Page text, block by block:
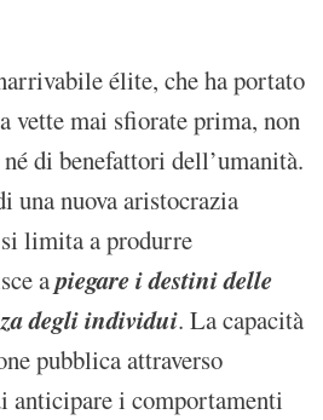
élite, che ha portato
vette mai sfiorate prima, non
di benefattori dell’umanità.
una nuova aristocrazia
limita a produrre
apiegare i destini delle
degli individui. La capacità
pubblica attraverso
anticipare i comportamenti